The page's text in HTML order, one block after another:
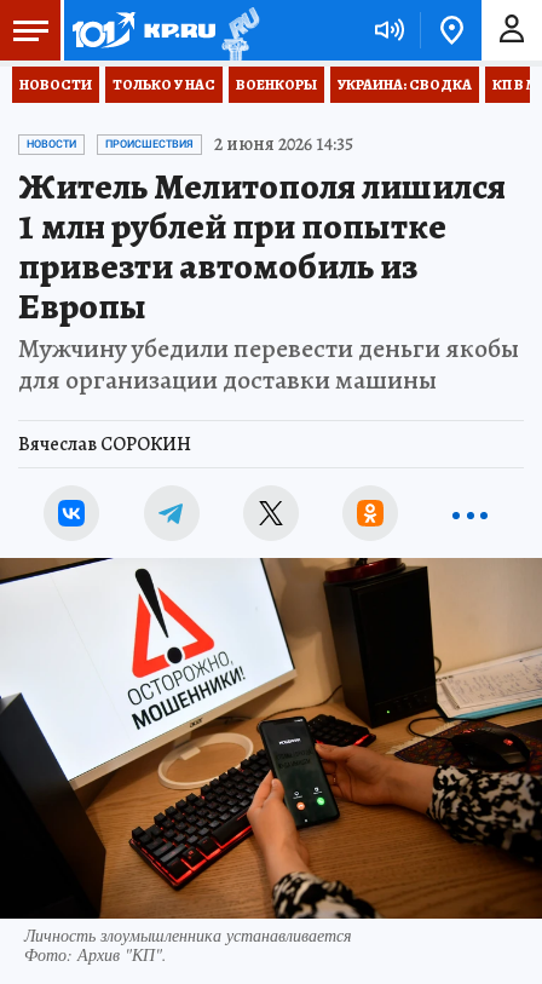
НОВОСТИ ТОЛЬКО У НАС ВОЕНКОРЫ УКРАИНА: СВОДКА КП В
НОВОСТИ ПРОИСШЕСТВИЯ 2 июня 2026 14:35
Житель Мелитополя лишился
1 млн рублей при попытке
привезти автомобиль из
Европы
Мужчину убедили перевести деньги якобы
для организации доставки машины
Вячеслав СОРОКИН
Личность злоумышленника устанавливается
Фото: Архив "КП".